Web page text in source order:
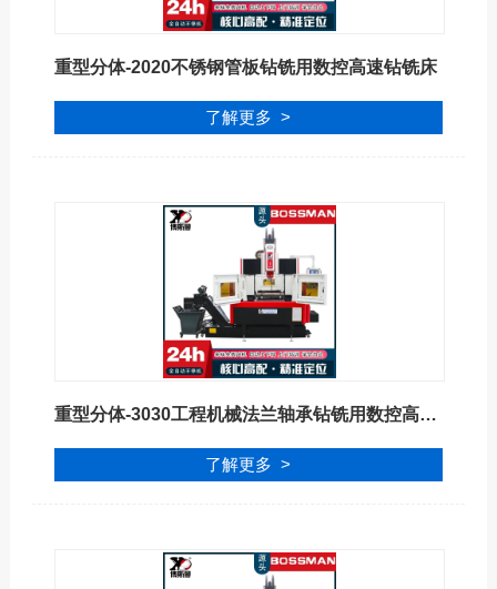
重型分体-2020不锈钢管板钻铣用数控高速钻铣床
了解更多 >
重型分体-3030工程机械法兰轴承钻铣用数控高速钻铣床
了解更多 >